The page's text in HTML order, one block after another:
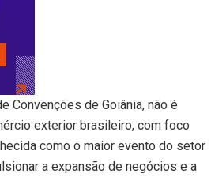
Convenções de Goiânia, não é
exterior brasileiro, com foco
como o maior evento do setor
a expansão de negócios e a